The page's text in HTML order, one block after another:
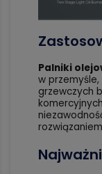
Palniki
w
grzewczych